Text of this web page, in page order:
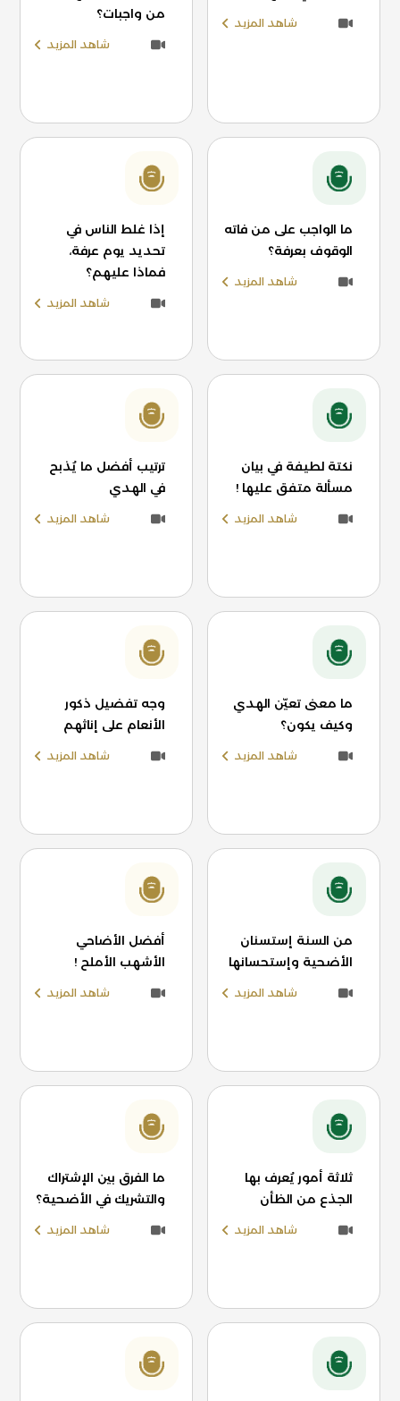
شاهد المزيد
من واجبات؟
شاهد المزيد
ما الواجب على من فاته
الوقوف بعرفة؟
شاهد المزيد
إذا غلط الناس في
تحديد يوم عرفة،
فماذا عليهم؟
شاهد المزيد
نكتة لطيفة في بيان
مسألة متفق عليها !
شاهد المزيد
ترتيب أفضل ما يُذبح
في الهدي
شاهد المزيد
ما معنى تعيّن الهدي
وكيف يكون؟
شاهد المزيد
وجه تفضيل ذكور
الأنعام على إناثهم
شاهد المزيد
من السنة إستسنان
الأضحية وإستحسانها
شاهد المزيد
أفضل الأضاحي
الأشهب الأملح !
شاهد المزيد
ثلاثة أمور يُعرف بها
الجذع من الظأن
شاهد المزيد
ما الفرق بين الإشتراك
والتشريك في الأضحية؟
شاهد المزيد